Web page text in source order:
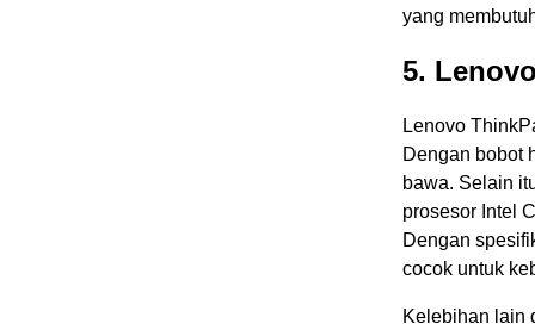
yang
5.
Lenovo
Dengan bobot
bawa. Selain
prosesor Intel
Dengan
cocok untuk
Kelebihan lain